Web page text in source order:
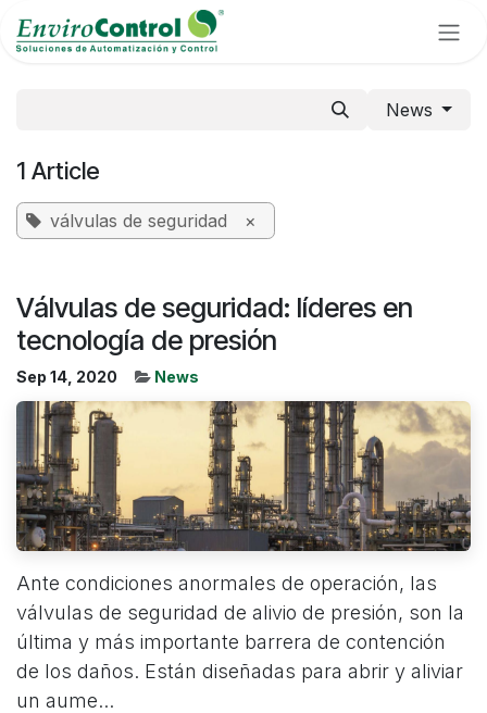
Skip to Content
News
1 Article
válvulas de seguridad ×
Válvulas de seguridad: líderes en
tecnología de presión
Sep 14, 2020 News
Ante condiciones anormales de operación, las
válvulas de seguridad de alivio de presión, son la
última y más importante barrera de contención
de los daños. Están diseñadas para abrir y aliviar
un aume...